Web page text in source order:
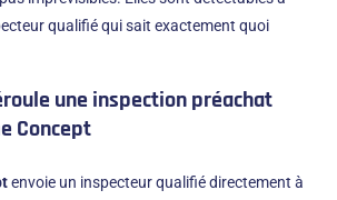
qualifié qui sait exactement quoi
une inspection préachat
Concept
envoie un inspecteur qualifié directement à